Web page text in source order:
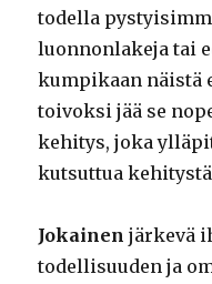
todella
luonnonlakeja tai
kumpikaan näistä
toivoksi jää se
kehitys, joka
kutsuttua
Jokainen järkevä
todellisuuden ja